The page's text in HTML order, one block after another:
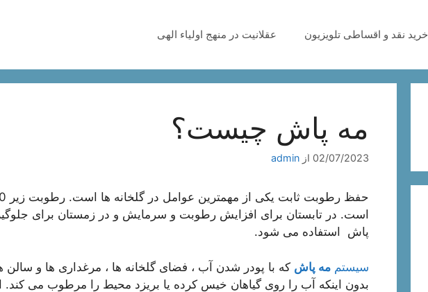
خرید نقد و اقساطی تلویزیون عقلانیت در منهج اولیاء الهی
مه پاش چیست؟
02/07/2023 از admin
است. در تابستان برای افزایش رطوبت و سرمایش و در زمستان برای
پاش استفاده می شود.
سیستم مه پاش که با پودر شدن آب ، فضای گلخانه ها ، مرغداری ها و
بدون اینکه آب را روی گیاهان خیس کرده یا بریزد محیط را مرطوب می کند.